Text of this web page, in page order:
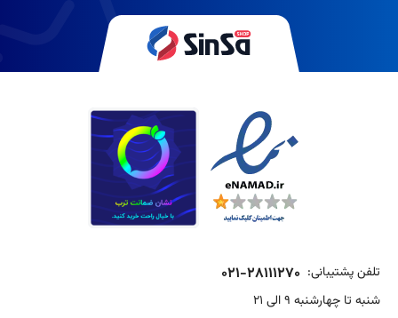
تلفن پشتیبانی: 021-28111270
شنبه تا چهارشنبه 9 الی 21